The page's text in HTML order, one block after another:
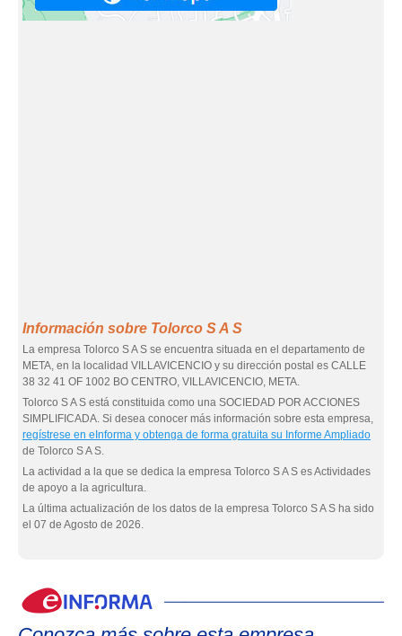
Información sobre Tolorco S A S
La empresa Tolorco S A S se encuentra situada en el departamento de
META, en la localidad VILLAVICENCIO y su dirección postal es CALLE
38 32 41 OF 1002 BO CENTRO, VILLAVICENCIO, META.
Tolorco S A S está constituida como una SOCIEDAD POR ACCIONES
SIMPLIFICADA. Si desea conocer más información sobre esta empresa,
regístrese en eInforma y obtenga de forma gratuita su Informe Ampliado
de Tolorco S A S.
La actividad a la que se dedica la empresa Tolorco S A S es Actividades
de apoyo a la agricultura.
La última actualización de los datos de la empresa Tolorco S A S ha sido
el 07 de Agosto de 2026.